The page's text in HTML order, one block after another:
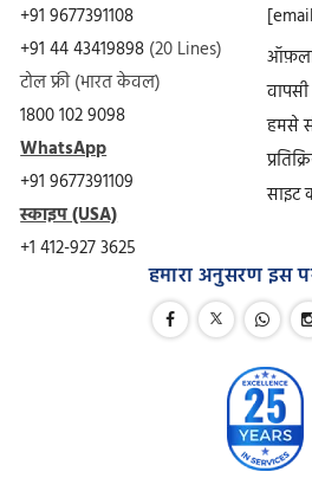
+91 9677391108
+91 44 43419898 (20 Lines)
टोल फ्री (भारत केवल)
1800 102 9098
WhatsApp
+91 9677391109
स्काइप (USA)
+1 412-927 3625
हमसे
साइट
हमारा अनुसरण इस